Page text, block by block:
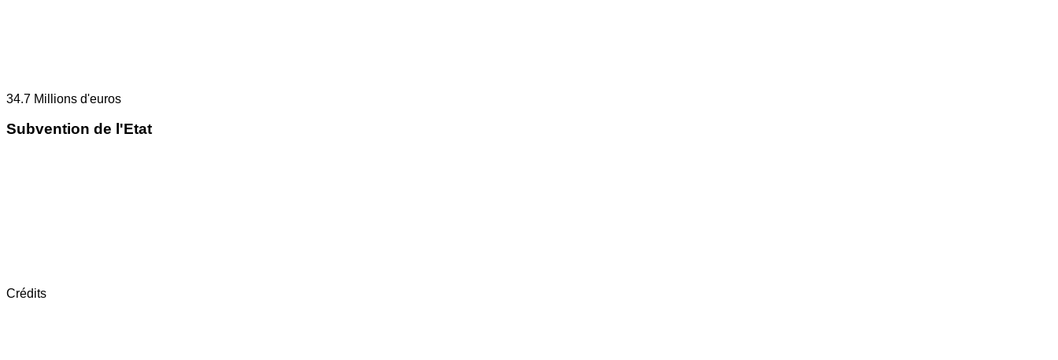
34.7 Millions d'euros
Subvention de l'Etat
Crédits